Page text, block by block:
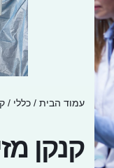
עמוד הבית / כללי /
קנקן